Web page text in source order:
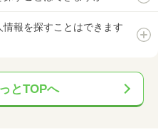
報を探すことはできます
とTOPへ